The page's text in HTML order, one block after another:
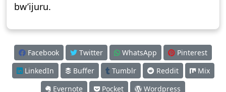
bw’ijuru.
Facebook Twitter WhatsApp
Pinterest
LinkedIn
Buffer Tumblr Reddit
Mix
Evernote
Pocket Wordpress